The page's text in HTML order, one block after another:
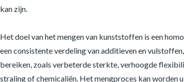
kan zijn.
Het doel van het mengen van kunststoffen is een
een consistente verdeling van additieven en
bereiken, zoals verbeterde sterkte, verhoogde
straling of chemicaliën. Het mengproces kan worden